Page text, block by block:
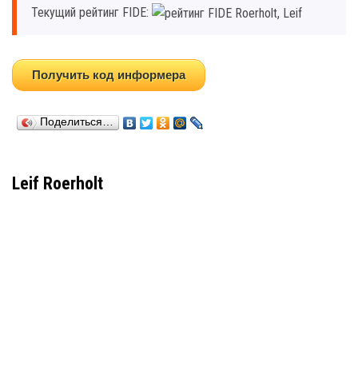
Текущий рейтинг FIDE:
Получить код информера
Поделиться…
Leif Roerholt